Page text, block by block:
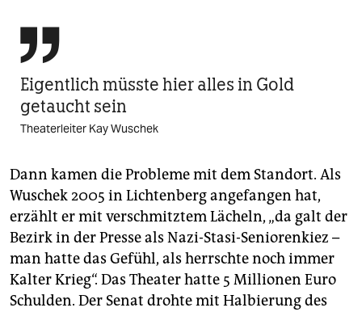

Eigentlich müsste hier alles in Gold
getaucht sein
Theaterleiter Kay Wuschek
Dann kamen die Probleme mit dem Standort. Als
Wuschek 2005 in Lichtenberg angefangen hat,
erzählt er mit verschmitztem Lächeln, „da galt der
Bezirk in der Presse als Nazi-Stasi-Seniorenkiez –
man hatte das Gefühl, als herrschte noch immer
Kalter Krieg“. Das Theater hatte 5 Millionen Euro
Schulden. Der Senat drohte mit Halbierung des